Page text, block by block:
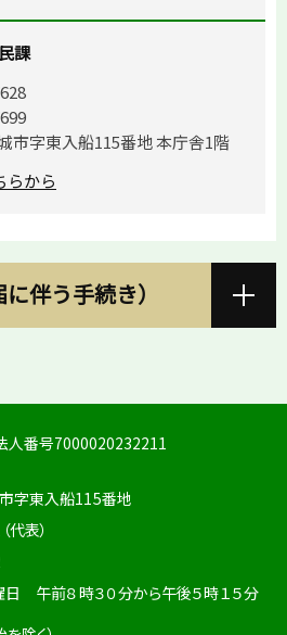
課
市字東入船115番地 本庁舎1階
らから
伴う手続き）
人番号7000020232211
字東入船115番地
表）
午前８時３０分から午後５時１５分